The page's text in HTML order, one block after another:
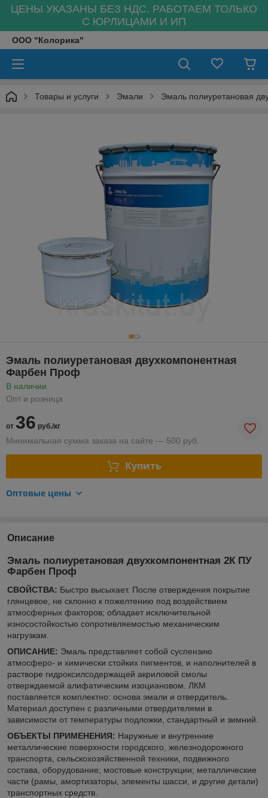
ЦЕНЫ УКАЗАНЫ БЕЗ НДС. РАБОТАЕМ ТОЛЬКО
С ЮРЛИЦАМИ И ИП
ООО "Колорика"
Товары и услуги Эмали Эмаль полиуретановая
Эмаль полиуретановая двухкомпонентная
Фарбен Проф
В наличии
Опт и розница
от 36 руб./кг
Минимальная сумма заказа на сайте — 500 руб.
Купить
Оптовые цены
Описание
Эмаль полиуретановая двухкомпонентная 2К ПУ
Фарбен Проф
СВОЙСТВА: Быстро высыхает. После отверждения покрытие
глянцевое, не склонно к пожелтению под воздействием
атмосферных факторов; обладает исключительной
износостойкостью сопротивляемостью механическим
нагрузкам.
ОПИСАНИЕ: Эмаль представляет собой суспензию
атмосферо- и химически стойких пигментов, и наполнителей в
растворе гидроксилсодержащей акриловой смолы
отверждаемой алифатическим изоциановом. ЛКМ
поставляется комплектно: основа эмали и отвердитель.
Материал доступен с различными отвердителями в
зависимости от температуры подложки, стандартный и зимний.
ОБЪЕКТЫ ПРИМЕНЕНИЯ: Наружные и внутренние
металлические поверхности городского, железнодорожного
транспорта, сельскохозяйственной техники, подвижного
состава, оборудование; мостовые конструкции; металлические
части (рамы, амортизаторы, элементы шасси, и другие детали)
транспортных средств.